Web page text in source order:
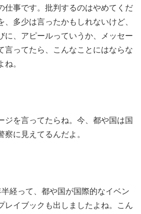
仕事です。批判するのはやめてくだ
、多少は言ったかもしれないけど、
に、アピールっていうか、メッセー
言ってたら、こんなことにはならな
。
ジを言ってたらね。今、都や国は国
察に見えてるんだよ。
半経って、都や国が国際的なイベン
レイブックも出しましたよね。こん